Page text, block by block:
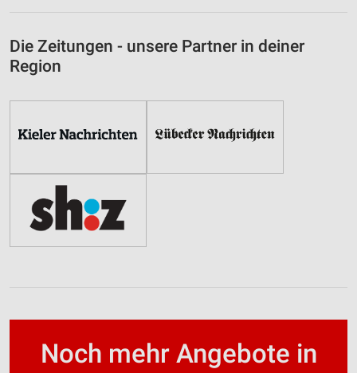
Die Zeitungen - unsere Partner in deiner
Region
Noch mehr Angebote in